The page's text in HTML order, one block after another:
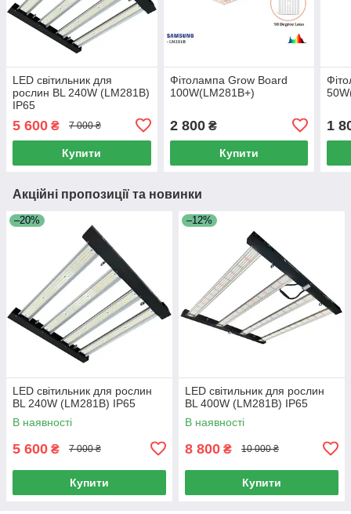
LED світильник для
рослин BL 240W (LM281B)
IP65
5 600 ₴ 7 000 ₴
Купити
Фітолампа Grow Board
100W(LM281B+)
2 800₴
Купити
1
Акційні пропозиції та новинки
–20%
LED світильник для рослин
BL 240W (LM281B) IP65
В наявності
5 600 ₴ 7 000 ₴
Купити
–12%
LED світильник для рослин
BL 400W (LM281B) IP65
В наявності
8 800 ₴ 10 000 ₴
Купити